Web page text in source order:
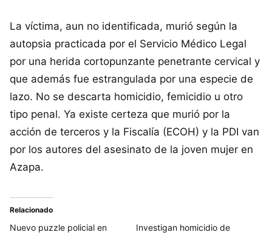
La víctima, aun no identificada, murió según la
autopsia practicada por el Servicio Médico Legal
por una herida cortopunzante penetrante cervical y
que además fue estrangulada por una especie de
lazo. No se descarta homicidio, femicidio u otro
tipo penal. Ya existe certeza que murió por la
acción de terceros y la Fiscalía (ECOH) y la PDI van
por los autores del asesinato de la joven mujer en
Azapa.
Relacionado
Nuevo puzzle policial en
Investigan homicidio de